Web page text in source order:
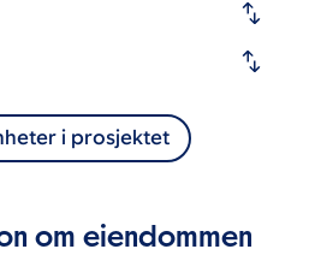
i prosjektet
om eiendommen